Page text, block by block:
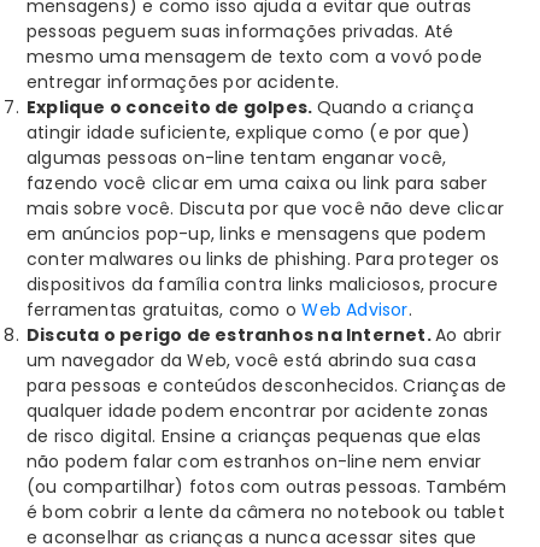
mensagens) e como isso ajuda a evitar que outras
pessoas peguem suas informações privadas. Até
mesmo uma mensagem de texto com a vovó pode
entregar informações por acidente.
Explique o conceito de golpes. Quando a criança
atingir idade suficiente, explique como (e por que)
algumas pessoas on-line tentam enganar você,
fazendo você clicar em uma caixa ou link para saber
mais sobre você. Discuta por que você não deve clicar
em anúncios pop-up, links e mensagens que podem
conter malwares ou links de phishing. Para proteger os
dispositivos da família contra links maliciosos, procure
ferramentas gratuitas, como oWeb Advisor.
Discuta o perigo de estranhos na Internet.Ao abrir
um navegador da Web, você está abrindo sua casa
para pessoas e conteúdos desconhecidos. Crianças de
qualquer idade podem encontrar por acidente zonas
de risco digital. Ensine a crianças pequenas que elas
não podem falar com estranhos on-line nem enviar
(ou compartilhar) fotos com outras pessoas. Também
é bom cobrir a lente da câmera no notebook ou tablet
e aconselhar as crianças a nunca acessar sites que